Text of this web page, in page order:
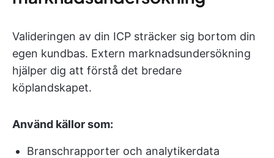
Valideringen av din ICP sträcker sig bortom din
egen kundbas. Extern marknadsundersökning
hjälper dig att förstå det bredare
köplandskapet.
Använd källor som:
Branschrapporter och analytikerdata